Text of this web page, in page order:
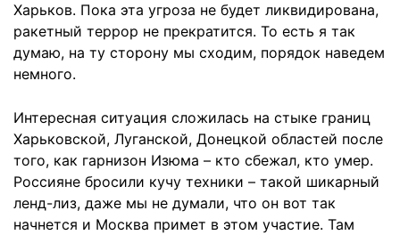
Харьков. Пока эта угроза не будет ликвидирована,
ракетный террор не прекратится. То есть я так
думаю, на ту сторону мы сходим, порядок наведем
немного.
Интересная ситуация сложилась на стыке границ
Харьковской, Луганской, Донецкой областей после
того, как гарнизон Изюма – кто сбежал, кто умер.
Россияне бросили кучу техники – такой шикарный
ленд-лиз, даже мы не думали, что он вот так
начнется и Москва примет в этом участие. Там